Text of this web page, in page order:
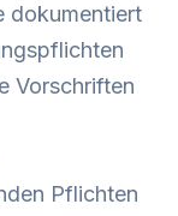
dokumentiert
Vorschriften
Pflichten